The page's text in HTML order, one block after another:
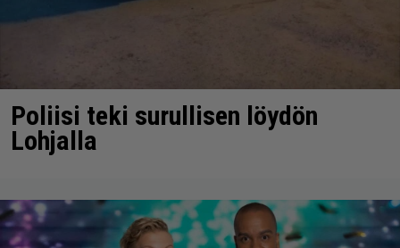
Poliisi teki surullisen löydön
Lohjalla